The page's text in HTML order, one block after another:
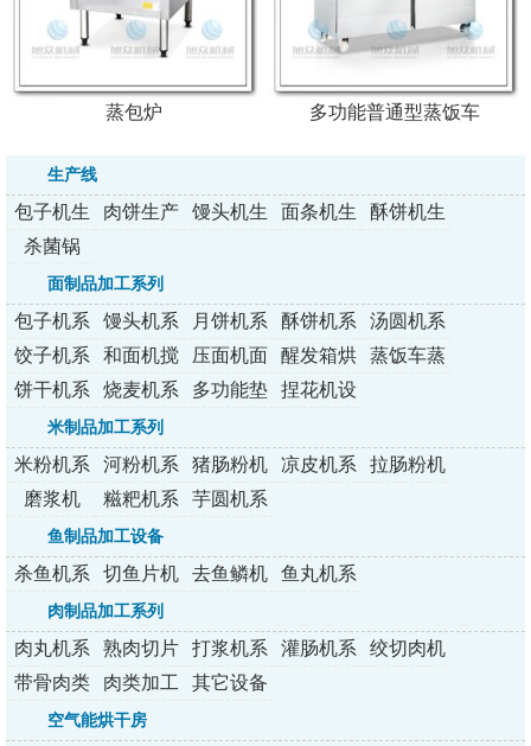
蒸包炉 多功能普通型蒸饭车
生产线
包子机生
产线
肉饼生产
馒头机生
面条机生
酥饼机生
杀菌锅
面制品加工系列
包子机系
列
馒头机系
列
月饼机系
列
酥饼机系
列
汤圆机系
列
饺子机系
列
和面机搅
拌机
压面机面
条机
醒发箱烘
烤炉
蒸饭车蒸
饼干机系
列
烧麦机系
列
多功能垫
捏花机设
米制品加工系列
米粉机系
列
河粉机系
列
猪肠粉机
系列
凉皮机系
拉肠粉机
磨浆机
糍粑机系
列
芋圆机系
鱼制品加工设备
杀鱼机系
列
切鱼片机
系列
去鱼鳞机
鱼丸机系
肉制品加工系列
肉丸机系
列
熟肉切片
机系列
打浆机系
列
灌肠机系
绞切肉机
带骨肉类
加工设备
肉类加工
设备
其它设备
空气能烘干房